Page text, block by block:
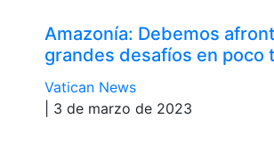
Amazonía: Debemos
grandes desafíos en poco
Vatican News
| 3 de marzo de 2023